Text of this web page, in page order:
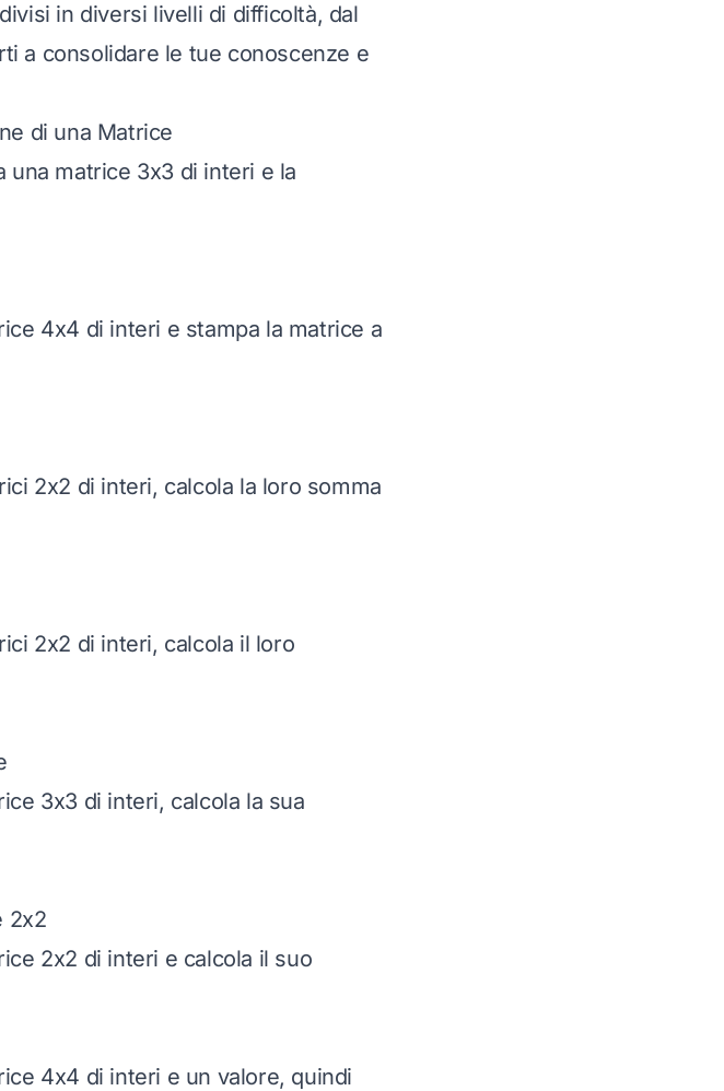
in diversi livelli di difficoltà, dal
a consolidare le tue conoscenze e
di una Matrice
una matrice 3x3 di interi e la
4x4 di interi e stampa la matrice a
2x2 di interi, calcola la loro somma
2x2 di interi, calcola il loro
3x3 di interi, calcola la sua
2x2
2x2 di interi e calcola il suo
4x4 di interi e un valore, quindi